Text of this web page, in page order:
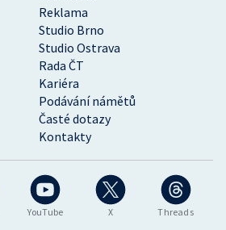
YouTube X Threads
Reklama
Studio Brno
Studio Ostrava
Rada ČT
Kariéra
Podávání námětů
Časté dotazy
Kontakty